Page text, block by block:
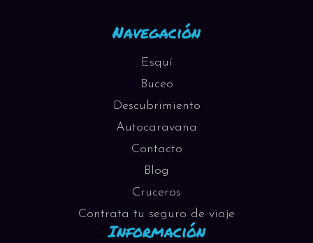
Navegación
Esquí
Buceo
Descubrimiento
Autocaravana
Contacto
Blog
Cruceros
Contrata tu seguro de viaje
Información